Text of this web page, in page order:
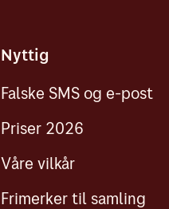
Nyttig
Falske SMS og e-post
Priser 2026
Våre vilkår
Frimerker til samling